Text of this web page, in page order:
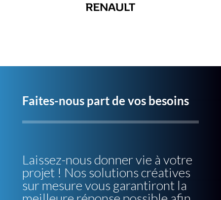
Faites-nous part de vos besoins
Laissez-nous donner vie à votre
projet ! Nos solutions créatives
sur mesure vous garantiront la